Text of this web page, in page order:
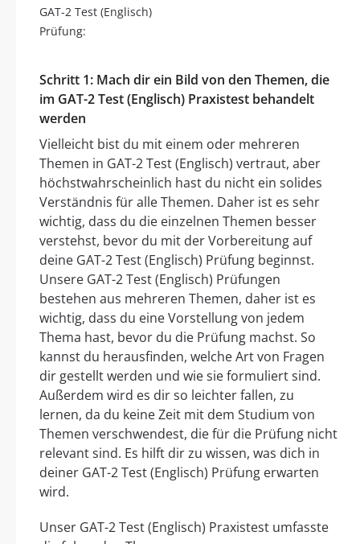
GAT-2 Test (Englisch)
Prüfung:
Schritt 1: Mach dir ein Bild von den Themen, die
im GAT-2 Test (Englisch) Praxistest behandelt
werden
Vielleicht bist du mit einem oder mehreren
Themen in GAT-2 Test (Englisch) vertraut, aber
höchstwahrscheinlich hast du nicht ein solides
Verständnis für alle Themen. Daher ist es sehr
wichtig, dass du die einzelnen Themen besser
verstehst, bevor du mit der Vorbereitung auf
deine GAT-2 Test (Englisch) Prüfung beginnst.
Unsere GAT-2 Test (Englisch) Prüfungen
bestehen aus mehreren Themen, daher ist es
wichtig, dass du eine Vorstellung von jedem
Thema hast, bevor du die Prüfung machst. So
kannst du herausfinden, welche Art von Fragen
dir gestellt werden und wie sie formuliert sind.
Außerdem wird es dir so leichter fallen, zu
lernen, da du keine Zeit mit dem Studium von
Themen verschwendest, die für die Prüfung nicht
relevant sind. Es hilft dir zu wissen, was dich in
deiner GAT-2 Test (Englisch) Prüfung erwarten
wird.
Unser GAT-2 Test (Englisch) Praxistest umfasste